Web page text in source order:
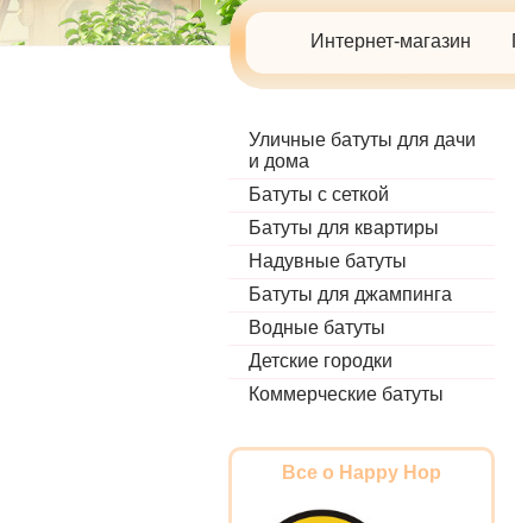
Интернет-магазин
Уличные батуты для дачи
и дома
Батуты с сеткой
Батуты для квартиры
Надувные батуты
Батуты для джампинга
Водные батуты
Детские городки
Коммерческие батуты
Все о Happy Hop